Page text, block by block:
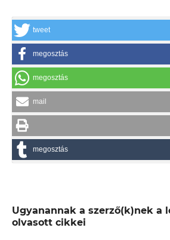
tweet
megosztás
megosztás
mail
megosztás
Ugyanannak a szerző(k)nek a
olvasott cikkei